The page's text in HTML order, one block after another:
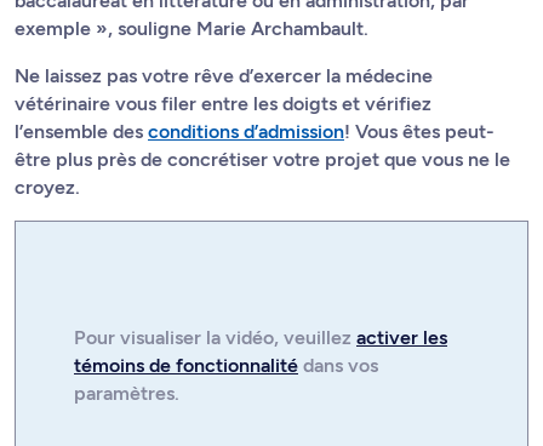
exemple », souligne Marie Archambault.
Ne laissez pas votre rêve d’exercer la médecine
vétérinaire vous filer entre les doigts et vérifiez
l’ensemble des conditions d’admission! Vous êtes peut-
être plus près de concrétiser votre projet que vous ne le
croyez.
Pour visualiser la vidéo, veuillez activer les
témoins de fonctionnalité dans vos
paramètres.